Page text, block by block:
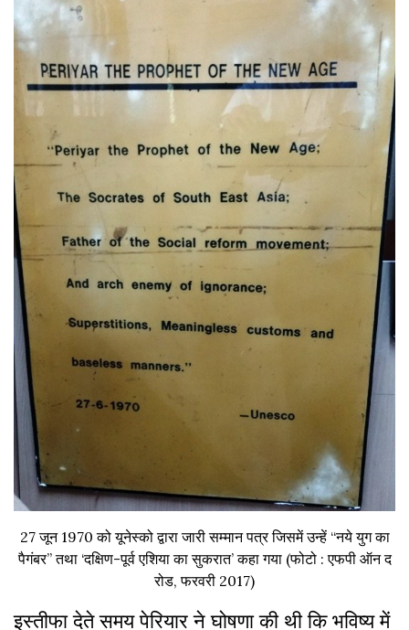
27 जून 1970 को यूनेस्को द्वारा जारी सम्मान पत्र जिसमें उन्हें “नये युग का
पैगंबर” तथा ‘दक्षिण-पूर्व एशिया का सुकरात’ कहा गया (फोटो : एफपी ऑन द
रोड, फरवरी 2017)
इस्तीफा देते समय पेरियार ने घोषणा की थी कि भविष्य में